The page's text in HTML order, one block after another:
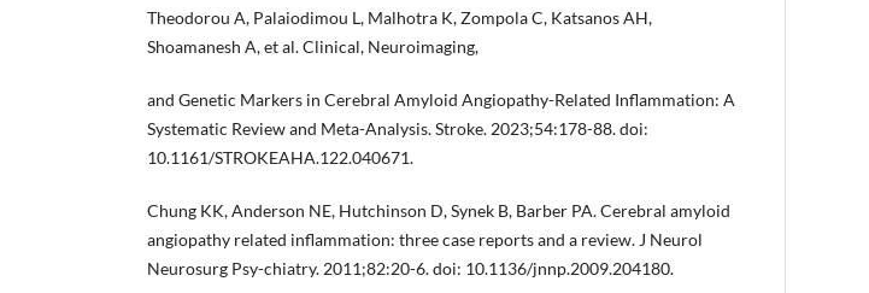
Theodorou A, Palaiodimou L, Malhotra K, Zompola C, Katsanos AH,
Shoamanesh A, et al. Clinical, Neuroimaging,
and Genetic Markers in Cerebral Amyloid Angiopathy-Related Inflammation: A
Systematic Review and Meta-Analysis. Stroke. 2023;54:178-88. doi:
10.1161/STROKEAHA.122.040671.
Chung KK, Anderson NE, Hutchinson D, Synek B, Barber PA. Cerebral amyloid
angiopathy related inflammation: three case reports and a review. J Neurol
Neurosurg Psy-chiatry. 2011;82:20-6. doi: 10.1136/jnnp.2009.204180.